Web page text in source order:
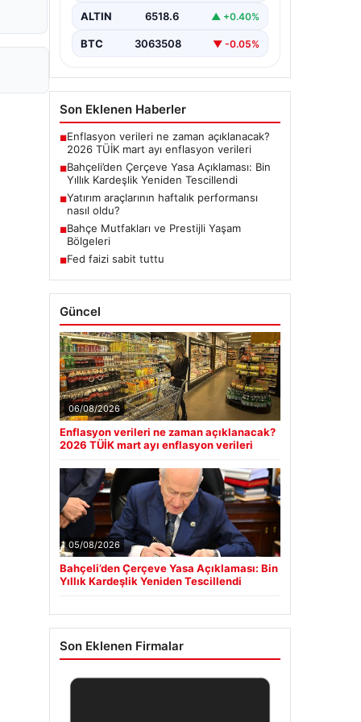
imzalanan…
ALTIN 6518.6 ▲ +0.40%
BTC 3063508 ▼ -0.05%
Son Eklenen Haberler
■Enflasyon verileri ne zaman açıklanacak?
2026 TÜİK mart ayı enflasyon verileri
■Bahçeli’den Çerçeve Yasa Açıklaması: Bin
Yıllık Kardeşlik Yeniden Tescillendi
■Yatırım araçlarının haftalık performansı
nasıl oldu?
■Bahçe Mutfakları ve Prestijli Yaşam
Bölgeleri
■Fed faizi sabit tuttu
Güncel
06/08/2026
Enflasyon verileri ne zaman açıklanacak?
2026 TÜİK mart ayı enflasyon verileri
05/08/2026
Bahçeli’den Çerçeve Yasa Açıklaması: Bin
Yıllık Kardeşlik Yeniden Tescillendi
Son Eklenen Firmalar